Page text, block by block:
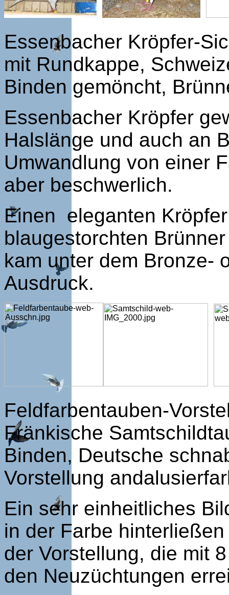
Essenbacher Kröpfer-
mit Rundkappe,
Binden gemöncht,
Essenbacher Kröpfer
Halslänge und auch an
Umwandlung von einer
aber beschwerlich.
Einen eleganten
blaugestorchten
kam unter dem Bronze-
Ausdruck.
Feldfarbentauben-
Fränkische
Binden, Deutsche
Vorstellung
Ein sehr einheitliches
in der Farbe
der Vorstellung, die mit
den Neuzüchtungen